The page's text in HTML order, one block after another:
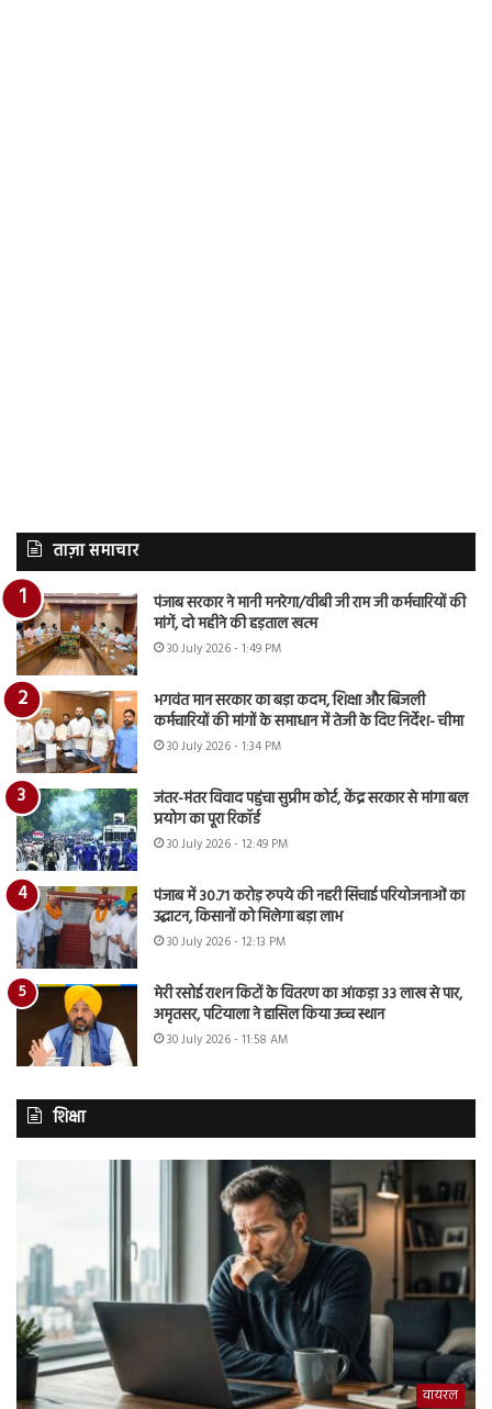
ताज़ा समाचार
पंजाब सरकार ने मानी मनरेगा/वीबी जी राम जी कर्मचारियों की
मांगें, दो महीने की हड़ताल खत्म
30 July 2026 - 1:49 PM
भगवंत मान सरकार का बड़ा कदम, शिक्षा और बिजली
कर्मचारियों की मांगों के समाधान में तेजी के दिए निर्देश- चीमा
30 July 2026 - 1:34 PM
जंतर-मंतर विवाद पहुंचा सुप्रीम कोर्ट, केंद्र सरकार से मांगा बल
प्रयोग का पूरा रिकॉर्ड
30 July 2026 - 12:49 PM
पंजाब में 30.71 करोड़ रुपये की नहरी सिंचाई परियोजनाओं का
उद्घाटन, किसानों को मिलेगा बड़ा लाभ
30 July 2026 - 12:13 PM
मेरी रसोई राशन किटों के वितरण का आंकड़ा 33 लाख से पार,
अमृतसर, पटियाला ने हासिल किया उच्च स्थान
30 July 2026 - 11:58 AM
शिक्षा
वायरल